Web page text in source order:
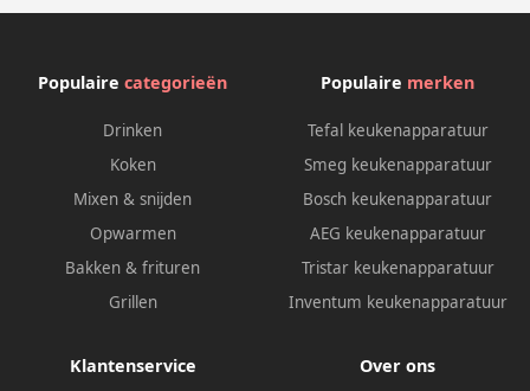
Populaire categorieën
Drinken
Koken
Mixen & snijden
Opwarmen
Bakken & frituren
Grillen
Populaire merken
Tefal keukenapparatuur
Smeg keukenapparatuur
Bosch keukenapparatuur
AEG keukenapparatuur
Tristar keukenapparatuur
Inventum keukenapparatuur
Klantenservice Over ons